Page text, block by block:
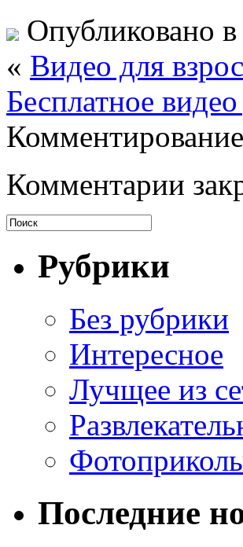
Опубликовано
« Видео для
Бесплатное
Комментарии
Рубрики
Без рубрики
Интересное
Лучщее из
Последние